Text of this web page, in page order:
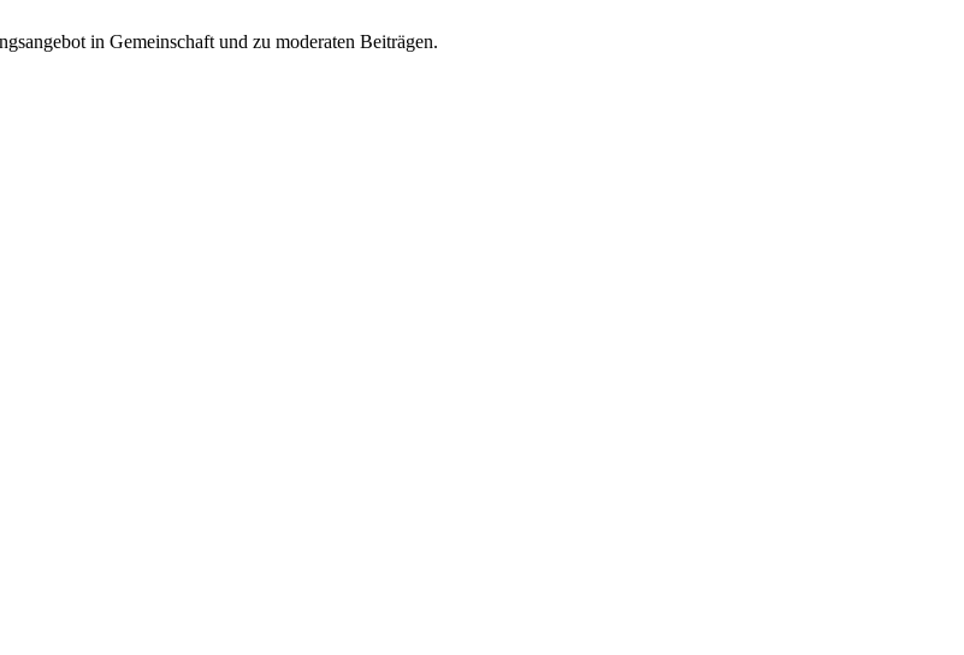
in Gemeinschaft und zu moderaten Beiträgen.